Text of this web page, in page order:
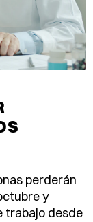
perderán
y
trabajo desde